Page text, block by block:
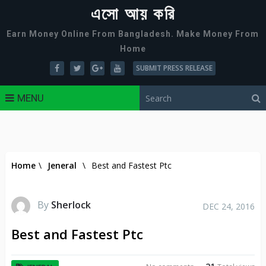
এসো আয় করি
Earn Money Online From Bangladesh. Make Money From
Home
SUBMIT PRESS RELEASE
MENU
Home \ Jeneral \ Best and Fastest Ptc
By Sherlock DEC 24, 2016
Best and Fastest Ptc